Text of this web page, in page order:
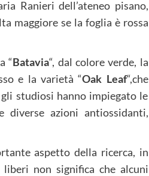
Ranieri dell’ateneo pisano,
maggiore se la foglia è rossa
“Batavia“, dal colore verde, la
e la varietà “Oak Leaf“,che
studiosi hanno impiegato le
diverse azioni antiossidanti,
aspetto della ricerca, in
non significa che alcuni